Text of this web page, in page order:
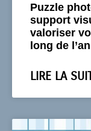
Puzzle
support
valoriser
long de
LIRE LA